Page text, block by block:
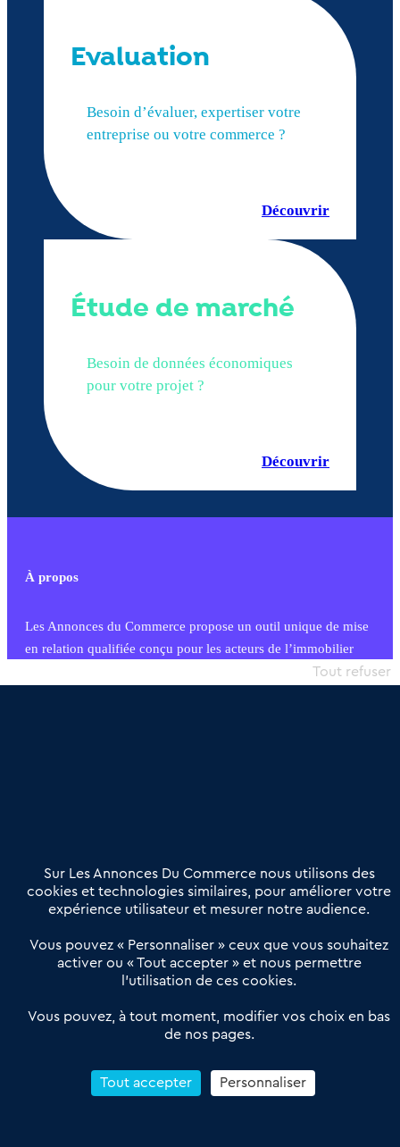
Evaluation
Besoin d’évaluer, expertiser votre
entreprise ou votre commerce ?
Découvrir
Étude de marché
Besoin de données économiques
pour votre projet ?
Découvrir
À propos
Les Annonces du Commerce propose un outil unique de mise
en relation qualifiée conçu pour les acteurs de l’immobilier
commercial et les collectivités territoriales, simple et intégrant
Offres Pro
Actualités
Qui sommes nous ?
Derniers articles
Réseau 3C : un partenaire national dédié aux transactions
Petitscommerces : Un partenariat au service du commerce de
proximité et des territoires
Reprendre un Restaurant Rapide
Sur Les Annonces Du Commerce nous utilisons des
cookies et technologies similaires, pour améliorer votre
expérience utilisateur et mesurer notre audience.
Vous pouvez « Personnaliser » ceux que vous souhaitez
activer ou « Tout accepter » et nous permettre
l’utilisation de ces cookies.
Vous pouvez, à tout moment, modifier vos choix en bas
de nos pages.
Tout accepter
Tout refuser
Personnaliser